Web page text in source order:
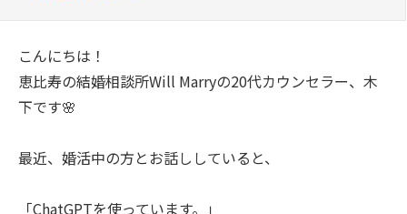
こんにちは！
恵比寿の結婚相談所Will Marryの20代カウンセラー、木
下です🌸
最近、婚活中の方とお話ししていると、
「ChatGPTを使っています。」